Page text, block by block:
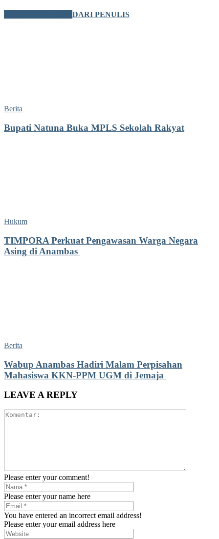
DARI PENULIS
Berita
Bupati Natuna Buka MPLS Sekolah Rakyat
Hukum
TIMPORA Perkuat Pengawasan Warga Negara
Asing di Anambas ‎
Berita
Wabup Anambas Hadiri Malam Perpisahan
Mahasiswa KKN-PPM UGM di Jemaja ‎
LEAVE A REPLY
Please enter your comment!
Please enter your name here
You have entered an incorrect email address!
Please enter your email address here